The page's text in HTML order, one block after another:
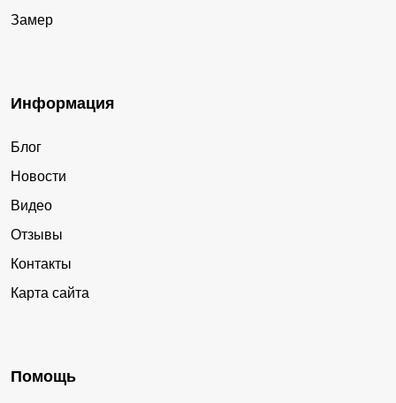
Замер
Информация
Блог
Новости
Видео
Отзывы
Контакты
Карта сайта
Помощь